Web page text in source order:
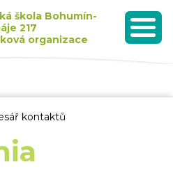
škola Bohumín-
217
organizace
MENU
kontaktů